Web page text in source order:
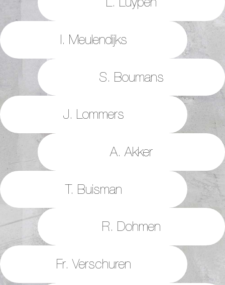
I. Meulendijks
S. Boumans
J. Lommers
A. Akker
T. Buisman
R. Dohmen
Fr. Verschuren